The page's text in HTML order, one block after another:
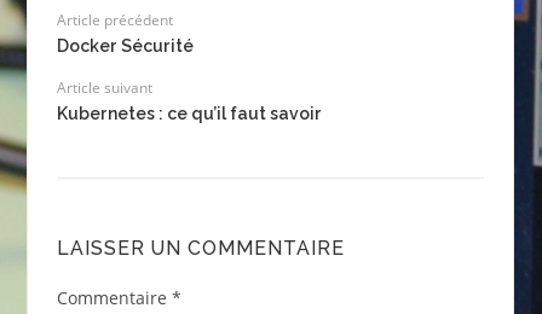
Article précédent
Docker Sécurité
Article suivant
Kubernetes : ce qu’il faut savoir
LAISSER UN COMMENTAIRE
Commentaire *